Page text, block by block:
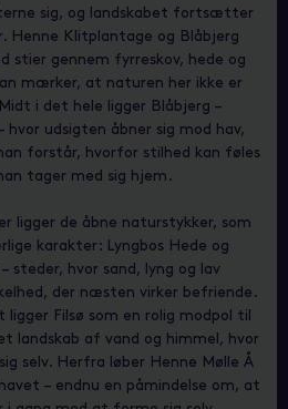
sig, og landskabet fortsætter
Henne Klitplantage og Blåbjerg
stier gennem fyrreskov, hede og
mærker, at naturen her ikke er
i det hele ligger Blåbjerg –
hvor udsigten åbner sig mod hav,
forstår, hvorfor stilhed kan føles
tager med sig hjem.
ligger de åbne naturstykker, som
karakter: Lyngbos Hede og
steder, hvor sand, lyng og lav
der næsten virker befriende.
Filsø som en rolig modpol til
landskab af vand og himmel, hvor
selv. Herfra løber Henne Mølle Å
– endnu en påmindelse om, at